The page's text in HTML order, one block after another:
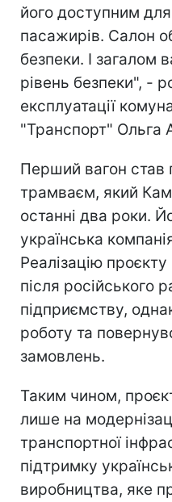
його доступним
пасажирів. Салон
безпеки. І загалом
рівень безпеки", -
експлуатації
"Транспорт" Ольга
Перший вагон
трамваєм, який
останні два роки.
українська
Реалізацію
після російського
підприємству,
роботу та
замовлень.
Таким чином,
лише на
транспортної
підтримку
виробництва, яке